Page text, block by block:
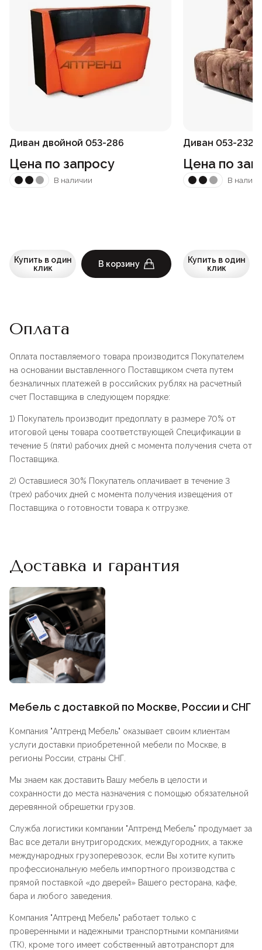
Диван двойной 053-286
Цена по запросу
В наличии
Купить в один
клик
В корзину
Диван 053-232
Цена по
В
Купить в один
клик
Оплата
Оплата поставляемого товара производится Покупателем
на основании выставленного Поставщиком счета путем
безналичных платежей в российских рублях на расчетный
счет Поставщика в следующем порядке:
1) Покупатель производит предоплату в размере 70% от
итоговой цены товара соответствующей Спецификации в
течение 5 (пяти) рабочих дней с момента получения счета от
Поставщика.
2) Оставшиеся 30% Покупатель оплачивает в течение 3
(трех) рабочих дней с момента получения извещения от
Поставщика о готовности товара к отгрузке.
Доставка и гарантия
Мебель с доставкой по Москве, России и СНГ
Компания "Аптренд Мебель" оказывает своим клиентам
услуги доставки приобретенной мебели по Москве, в
регионы России, страны СНГ.
Мы знаем как доставить Вашу мебель в целости и
сохранности до места назначения с помощью обязательной
деревянной обрешетки грузов.
Служба логистики компании "Аптренд Мебель" продумает за
Вас все детали внутригородских, междугородних, а также
международных грузоперевозок, если Вы хотите купить
профессиональную мебель импортного производства с
прямой поставкой «до дверей» Вашего ресторана, кафе,
бара и любого заведения.
Компания "Аптренд Мебель" работает только с
проверенными и надежными транспортными компаниями
(ТК), кроме того имеет собственный автотранспорт для